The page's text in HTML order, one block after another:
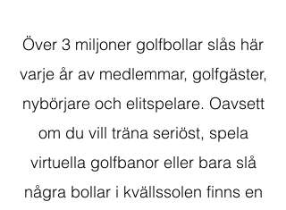
Över 3 miljoner golfbollar slås här
varje år av medlemmar, golfgäster,
nybörjare och elitspelare. Oavsett
om du vill träna seriöst, spela
virtuella golfbanor eller bara slå
några bollar i kvällssolen finns en